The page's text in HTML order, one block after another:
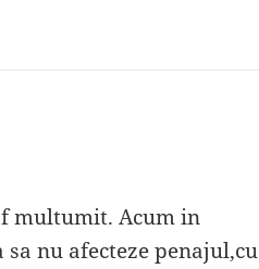
multumit. Acum in
nu afecteze penajul,cu